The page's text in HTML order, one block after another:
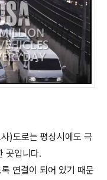
)도로는 평상시에도 극
곳입니다.
연결이 되어 있기 때문